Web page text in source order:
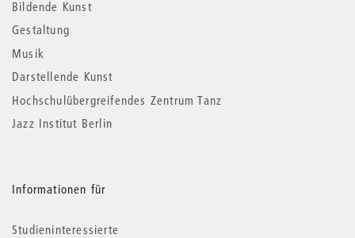
Bildende Kunst
Gestaltung
Musik
Darstellende Kunst
Hochschulübergreifendes Zentrum Tanz
Jazz Institut Berlin
Informationen für
Studieninteressierte